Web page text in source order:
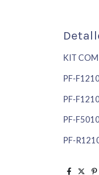
KIT
PF-
PF-
PF-
PF-